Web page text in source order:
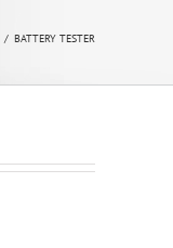
/ BATTERY TESTER